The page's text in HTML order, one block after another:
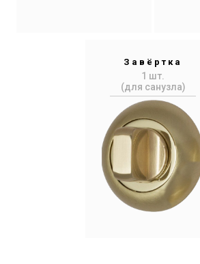
Завёртка
1 шт.
(для санузла)